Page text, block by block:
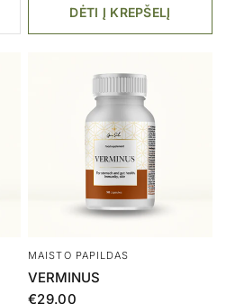
DĖTI Į KREPŠELĮ
MAISTO PAPILDAS
VERMINUS
€29.00